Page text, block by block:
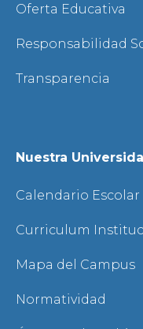
Oferta Educativa
Responsabilidad
Transparencia
Nuestra
Calendario Escolar
Curriculum
Mapa del Campus
Normatividad